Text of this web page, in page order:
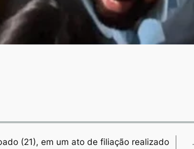
(21), em um ato de filiação realizado